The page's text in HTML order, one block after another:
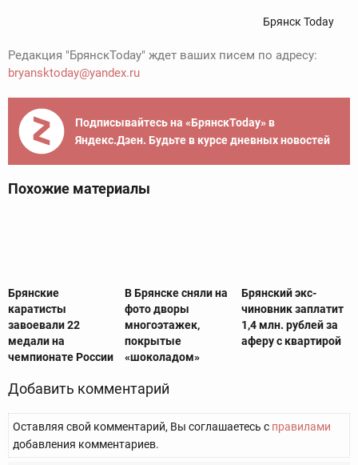
Брянск Today
Редакция "БрянскToday" ждет ваших писем по адресу:
bryansktoday@yandex.ru
Подписывайтесь на «БрянскToday» в
Яндекс.Дзен. Будьте в курсе дневных новостей
Похожие материалы
Брянские
каратисты
завоевали 22
медали на
чемпионате России
В Брянске сняли на
фото дворы
многоэтажек,
покрытые
«шоколадом»
Брянский экс-
чиновник заплатит
1,4 млн. рублей за
аферу с квартирой
Добавить комментарий
Оставляя свой комментарий, Вы соглашаетесь с правилами
добавления комментариев.